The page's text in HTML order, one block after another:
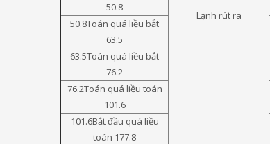
Lạnh rút ra
50.8
50.8Toán quá liều bắt
63.5
63.5Toán quá liều bắt
76.2
76.2Toán quá liều toán
101.6
101.6Bắt đầu quá liều
toán 177.8